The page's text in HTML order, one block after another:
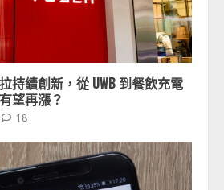
持續創新，從 UWB 到餐飲充電
望再漲？
18